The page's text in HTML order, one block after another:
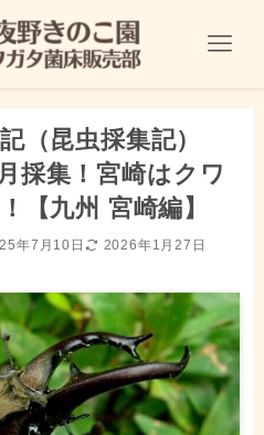
（昆虫採集記）
採集！宮崎はクワ
【九州 宮崎編】
年7月10日 2026年1月27日